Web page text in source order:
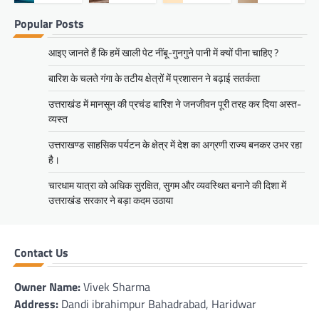
Popular Posts
आइए जानते हैं कि हमें खाली पेट नींबू-गुनगुने पानी में क्यों पीना चाहिए ?
बारिश के चलते गंगा के तटीय क्षेत्रों में प्रशासन ने बढ़ाई सतर्कता
उत्तराखंड में मानसून की प्रचंड बारिश ने जनजीवन पूरी तरह कर दिया अस्त-
व्यस्त
उत्तराखण्ड साहसिक पर्यटन के क्षेत्र में देश का अग्रणी राज्य बनकर उभर रहा
है।
चारधाम यात्रा को अधिक सुरक्षित, सुगम और व्यवस्थित बनाने की दिशा में
उत्तराखंड सरकार ने बड़ा कदम उठाया
Contact Us
Owner Name:Vivek Sharma
Address: Dandi ibrahimpur Bahadrabad, Haridwar